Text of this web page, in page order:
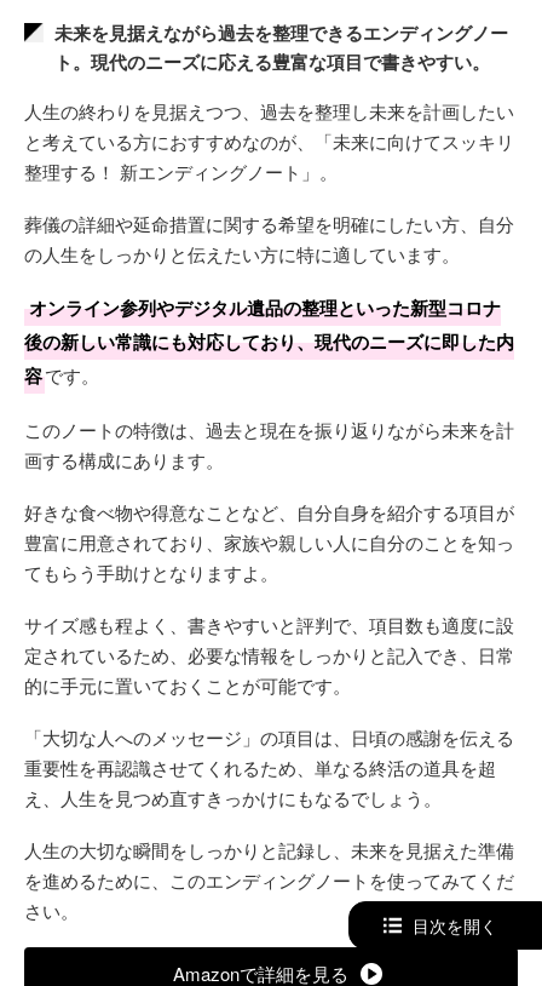
未来を見据えながら過去を整理できるエンディングノー
ト。現代のニーズに応える豊富な項目で書きやすい。
人生の終わりを見据えつつ、過去を整理し未来を計画したい
と考えている方におすすめなのが、「未来に向けてスッキリ
整理する！ 新エンディングノート」。
葬儀の詳細や延命措置に関する希望を明確にしたい方、自分
の人生をしっかりと伝えたい方に特に適しています。
オンライン参列やデジタル遺品の整理といった新型コロナ
後の新しい常識にも対応しており、現代のニーズに即した内
容です。
このノートの特徴は、過去と現在を振り返りながら未来を計
画する構成にあります。
好きな食べ物や得意なことなど、自分自身を紹介する項目が
豊富に用意されており、家族や親しい人に自分のことを知っ
てもらう手助けとなりますよ。
サイズ感も程よく、書きやすいと評判で、項目数も適度に設
定されているため、必要な情報をしっかりと記入でき、日常
的に手元に置いておくことが可能です。
「大切な人へのメッセージ」の項目は、日頃の感謝を伝える
重要性を再認識させてくれるため、単なる終活の道具を超
え、人生を見つめ直すきっかけにもなるでしょう。
人生の大切な瞬間をしっかりと記録し、未来を見据えた準備
を進めるために、このエンディングノートを使ってみてくだ
さい。
Amazonで詳細を見る
目次を開く